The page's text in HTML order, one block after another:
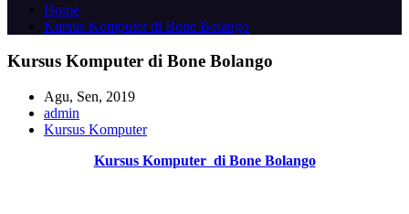
Home
Kursus Komputer di Bone Bolango
Kursus Komputer di Bone Bolango
Agu, Sen, 2019
admin
Kursus Komputer
Kursus Komputer di Bone Bolango